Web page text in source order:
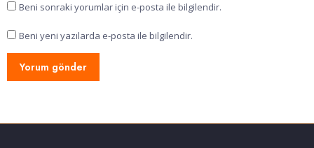
Beni sonraki yorumlar için e-posta ile bilgilendir.
Beni yeni yazılarda e-posta ile bilgilendir.